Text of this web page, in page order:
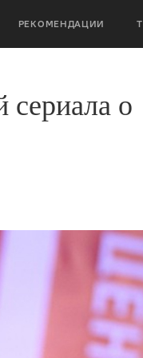
РЕКОМЕНДАЦИИ
сериала о